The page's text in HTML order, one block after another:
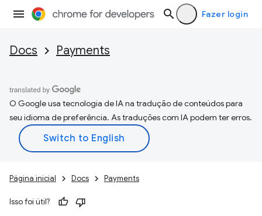
Fazer login
Docs Payments
O Google usa tecnologia de IA na tradução de conteúdos para
seu idioma de preferência. As traduções com IA podem ter erros.
Página inicial Docs Payments
Isso foi útil?